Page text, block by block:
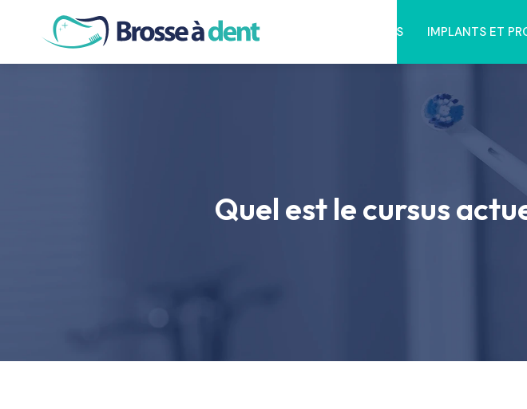
SOINS DENTAIRES IMPLANTS ET
Quel est le cursus